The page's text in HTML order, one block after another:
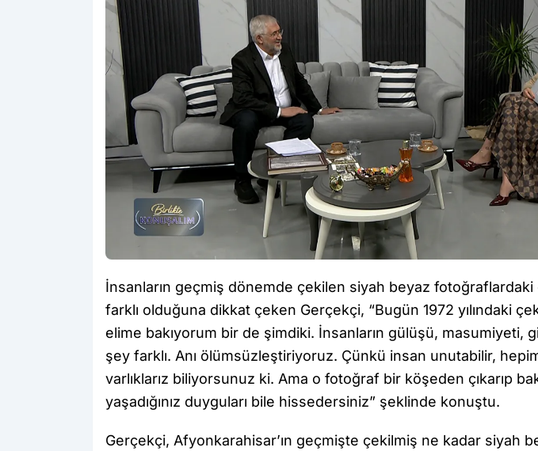
İnsanların geçmiş dönemde çekilen siyah beyaz
farklı olduğuna dikkat çeken Gerçekçi, “Bugün 1972 yılındaki
elime bakıyorum bir de şimdiki. İnsanların gülüşü, masumiyeti,
şey farklı. Anı ölümsüzleştiriyoruz. Çünkü insan unutabilir,
varlıklarız biliyorsunuz ki. Ama o fotoğraf bir köşeden çıkarıp
yaşadığınız duyguları bile hissedersiniz” şeklinde konuştu.
Gerçekçi, Afyonkarahisar’ın geçmişte çekilmiş ne kadar siyah